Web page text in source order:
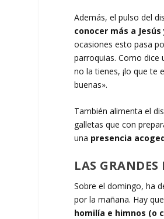
Además, el pulso del
conocer más a
ocasiones esto pasa
parroquias. Como dice
no la tienes, ¡lo que te
buenas».
También alimenta el
galletas que con
una presencia
LAS
Sobre el domingo, ha
por la mañana. Hay
homilía e himnos (o